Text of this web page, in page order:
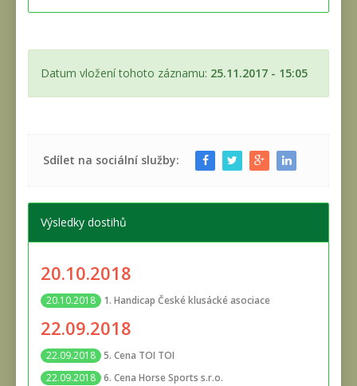
Datum vložení tohoto záznamu: 25.11.2017 - 15:05
Sdílet na sociální služby:
Výsledky dostihů
20.10.2018
20.10.2018 1. Handicap České klusácké asociace
22.09.2018
22.09.2018 5. Cena TOI TOI
22.09.2018 6. Cena Horse Sports s.r.o.